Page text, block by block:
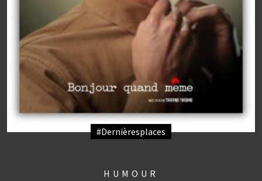
#Dernièresplaces
HUMOUR